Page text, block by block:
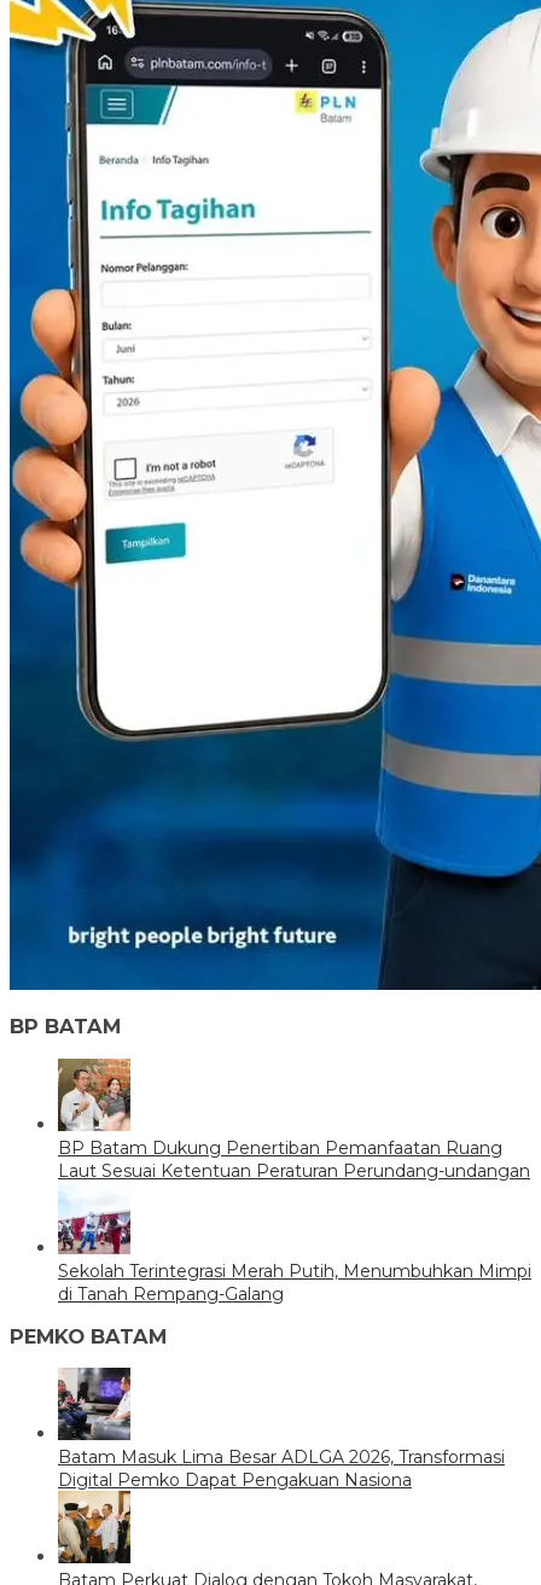
BP BATAM
BP Batam Dukung Penertiban Pemanfaatan Ruang
Laut Sesuai Ketentuan Peraturan Perundang-undangan
Sekolah Terintegrasi Merah Putih, Menumbuhkan Mimpi
di Tanah Rempang-Galang
PEMKO BATAM
Batam Masuk Lima Besar ADLGA 2026, Transformasi
Digital Pemko Dapat Pengakuan Nasiona
Batam Perkuat Dialog dengan Tokoh Masyarakat,